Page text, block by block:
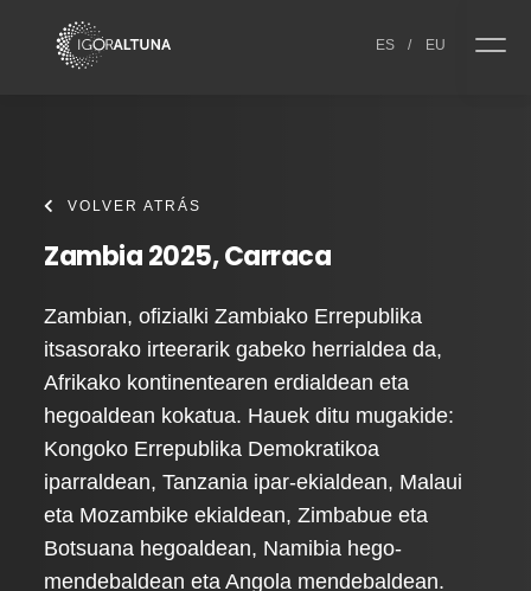
ES / EU
VOLVER ATRÁS
Zambia 2025, Carraca
Zambian, ofizialki Zambiako Errepublika
itsasorako irteerarik gabeko herrialdea da,
Afrikako kontinentearen erdialdean eta
hegoaldean kokatua. Hauek ditu mugakide:
Kongoko Errepublika Demokratikoa
iparraldean, Tanzania ipar-ekialdean, Malaui
eta Mozambike ekialdean, Zimbabue eta
Botsuana hegoaldean, Namibia hego-
mendebaldean eta Angola mendebaldean.